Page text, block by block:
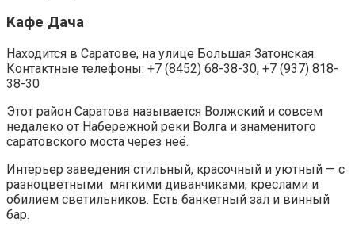
Кафе Дача
Находится в Саратове, на улице Большая Затонская.
Контактные телефоны: +7 (8452) 68-38-30, +7 (937) 818-
38-30
Этот район Саратова называется Волжский и совсем
недалеко от Набережной реки Волга и знаменитого
саратовского моста через неё.
Интерьер заведения стильный, красочный и уютный — с
разноцветными мягкими диванчиками, креслами и
обилием светильников. Есть банкетный зал и винный
бар.